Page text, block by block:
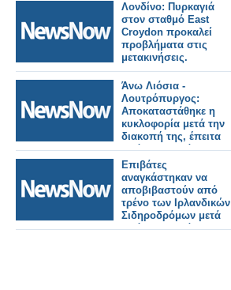
Λονδίνο: Πυρκαγιά
στον σταθμό East
Croydon προκαλεί
προβλήματα στις
μετακινήσεις.
Άνω Λιόσια -
Λουτρόπυργος:
Αποκαταστάθηκε η
κυκλοφορία μετά την
διακοπή της, έπειτα
από πυρκαγιά
πλησίον της γραμμής.
Επιβάτες
αναγκάστηκαν να
αποβιβαστούν από
τρένο των Ιρλανδικών
Σιδηροδρόμων μετά
από πυρκαγιά.